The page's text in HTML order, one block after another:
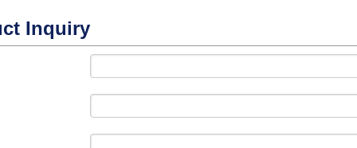
Inquiry